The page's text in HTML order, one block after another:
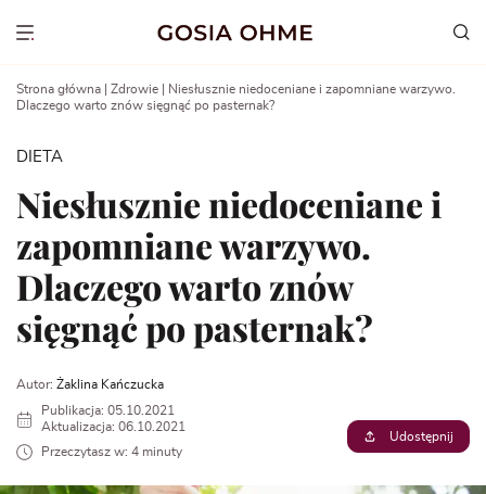
Show menu
Strona główna Zdrowie
Niesłusznie niedoceniane i zapomniane warzywo.
Dlaczego warto znów sięgnąć po pasternak?
DIETA
Niesłusznie niedoceniane i
zapomniane warzywo.
Dlaczego warto znów
sięgnąć po pasternak?
Autor: Żaklina Kańczucka
Publikacja: 05.10.2021
Aktualizacja: 06.10.2021
Przeczytasz w: 4 minuty
Udostępnij